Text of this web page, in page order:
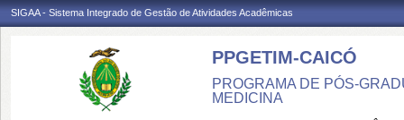
SIGAA - Sistema Integrado de Gestão de Atividades Acadêmicas
PPGETIM-CAICÓ
PROGRAMA DE PÓS-
MEDICINA